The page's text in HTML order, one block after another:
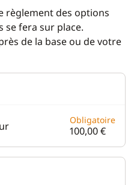
règlement des options
se fera sur place.
de la base ou de votre
Obligatoire
100,00 €